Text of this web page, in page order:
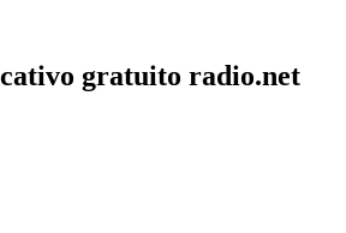
gratuito radio.net